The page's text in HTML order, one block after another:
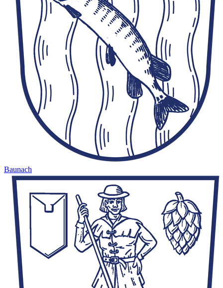
Baunach